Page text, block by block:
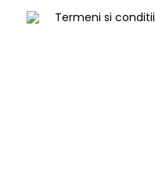
Termeni si conditii